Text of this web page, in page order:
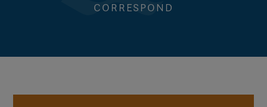
CORRESPOND